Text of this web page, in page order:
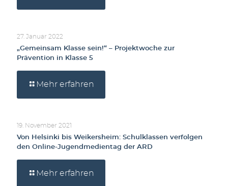
27. Januar 2022
„Gemeinsam Klasse sein!“ – Projektwoche zur
Prävention in Klasse 5
Mehr erfahren
19. November 2021
Von Helsinki bis Weikersheim: Schulklassen verfolgen
den Online-Jugendmedientag der ARD
Mehr erfahren